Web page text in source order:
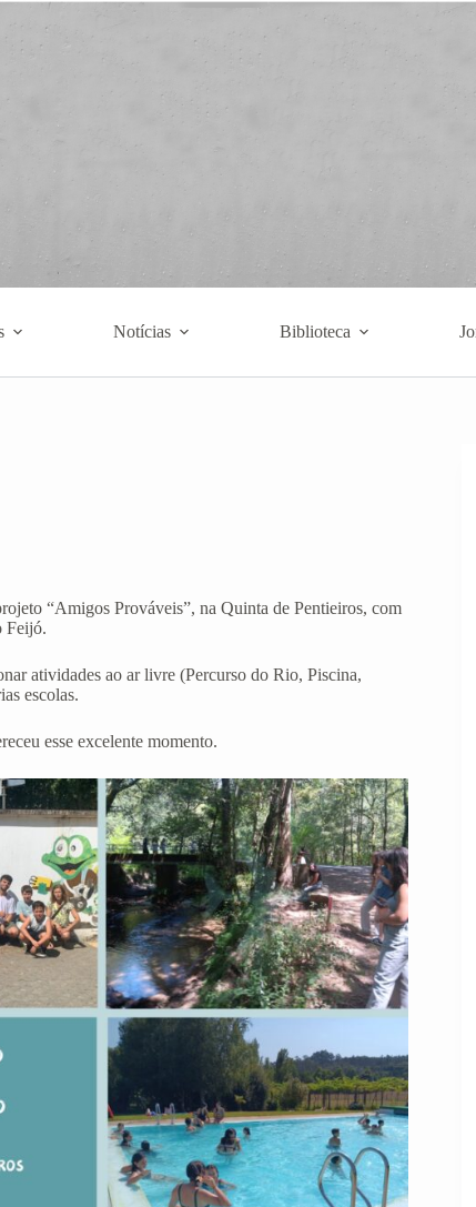
Notícias Biblioteca
“Amigos Prováveis”, na Quinta de Pentieiros, com
Feijó.
atividades ao ar livre (Percurso do Rio, Piscina,
escolas.
esse excelente momento.